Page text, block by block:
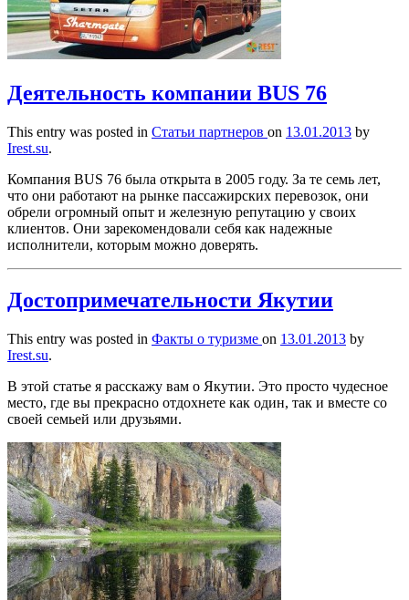
Деятельность компании BUS 76
This entry was posted in Статьи партнеров on 13.01.2013 by
Irest.su.
Компания BUS 76 была открыта в 2005 году. За те семь лет,
что они работают на рынке пассажирских перевозок, они
обрели огромный опыт и железную репутацию у своих
клиентов. Они зарекомендовали себя как надежные
исполнители, которым можно доверять.
Достопримечательности Якутии
This entry was posted in Факты о туризме on 13.01.2013 by
Irest.su.
В этой статье я расскажу вам о Якутии. Это просто чудесное
место, где вы прекрасно отдохнете как один, так и вместе со
своей семьей или друзьями.